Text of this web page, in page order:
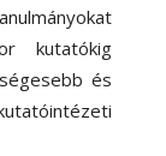
kutatókig
és